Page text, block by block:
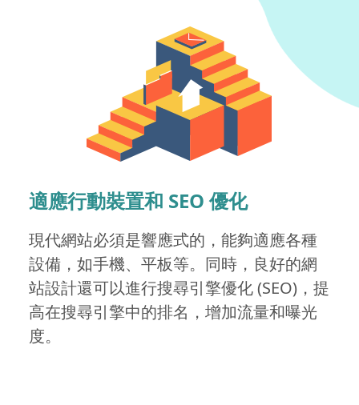
適應行動裝置和 SEO 優化
現代網站必須是響應式的，能夠適應各種
設備，如手機、平板等。同時，良好的網
站設計還可以進行搜尋引擎優化 (SEO)，提
高在搜尋引擎中的排名，增加流量和曝光
度。